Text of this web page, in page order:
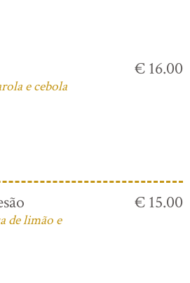
e cebola
€ 16.00
de limão e
€ 15.00